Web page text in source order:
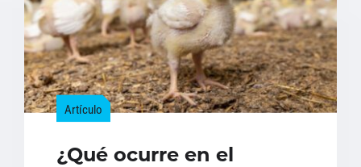
Artículo
¿Qué ocurre en el